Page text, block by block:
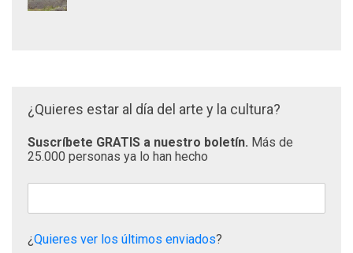
¿Quieres estar al día del arte y la cultura?
Suscríbete GRATIS a nuestro boletín. Más de
25.000 personas ya lo han hecho
¿Quieres ver los últimos enviados?